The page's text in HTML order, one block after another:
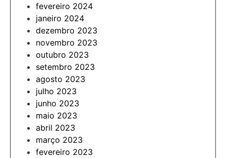
fevereiro 2024
janeiro 2024
dezembro 2023
novembro 2023
outubro 2023
setembro 2023
agosto 2023
julho 2023
junho 2023
maio 2023
abril 2023
março 2023
fevereiro 2023